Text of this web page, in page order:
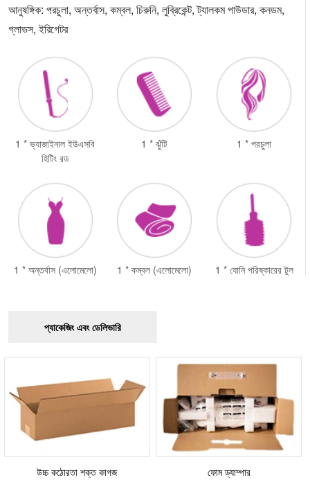
আনুষঙ্গিক: পরচুলা, অন্তর্বাস, কম্বল, চিরুনি, লুব্রিকেন্ট, ট্যালকম পাউডার, কনডম,
গ্লাভস, ইরিগেটর
1 * ভ্যাজাইনাল ইউএসবি
হিটিং রড
1 * ঝুঁটি 1 * পরচুলা
1 * অন্তর্বাস (এলোমেলো) 1 * কম্বল (এলোমেলো) 1 * যোনি পরিষ্কারের টুল
প্যাকেজিং এবং ডেলিভারি
উচ্চ কঠোরতা শক্ত কাগজ
ফোম ড্যাম্পার